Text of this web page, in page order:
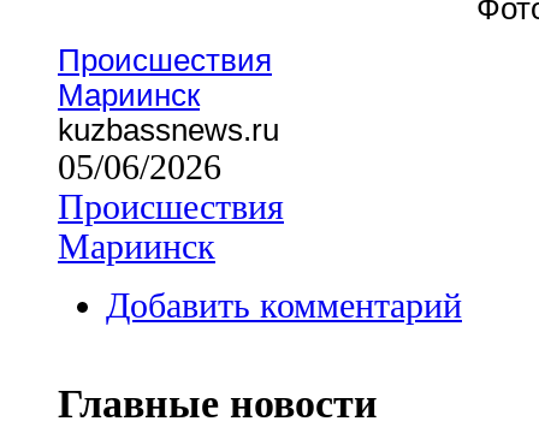
Происшествия
Мариинск
kuzbassnews.ru
05/06/2026
Происшествия
Мариинск
Добавить комментарий
Главные новости